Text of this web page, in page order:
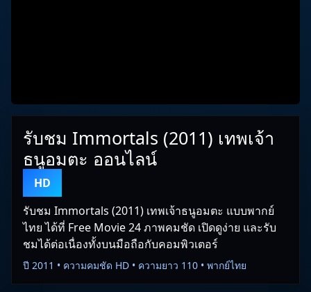
รับชม Immortals (2011) เทพเจ้า
ธนูอมตะ ออนไลน์
HD
รับชม Immortals (2011) เทพเจ้าธนูอมตะ แบบพากย์
ไทย ได้ที่ Free Movie 24 ภาพคมชัด เปิดดูง่าย และรับ
ชมได้ต่อเนื่องทั้งบนมือถือกับคอมพิวเตอร์
ปี 2011 • ความคมชัด HD • ความยาว 110 • พากย์ไทย